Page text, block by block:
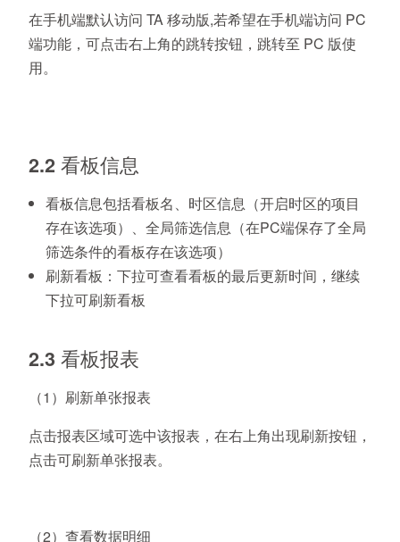
在手机端默认访问 TA 移动版,若希望在手机端访问 PC
端功能，可点击右上角的跳转按钮，跳转至 PC 版使
用。
2.2 看板信息
看板信息包括看板名、时区信息（开启时区的项目
存在该选项）、全局筛选信息（在PC端保存了全局
筛选条件的看板存在该选项）
刷新看板：下拉可查看看板的最后更新时间，继续
下拉可刷新看板
2.3 看板报表
（1）刷新单张报表
点击报表区域可选中该报表，在右上角出现刷新按钮，
点击可刷新单张报表。
（2）查看数据明细